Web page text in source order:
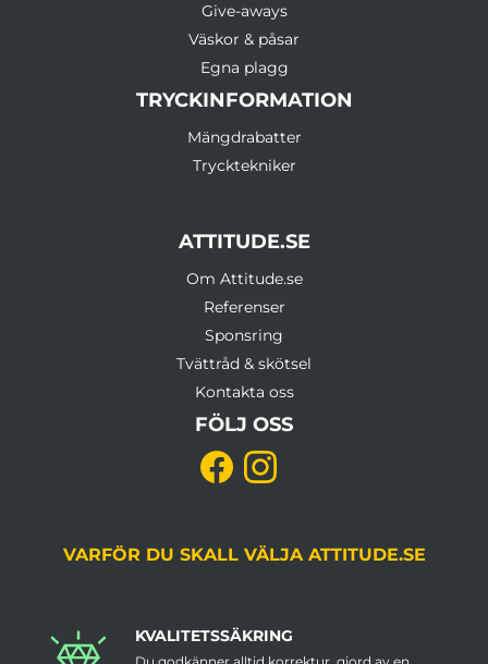
Give-aways
Väskor & påsar
Egna plagg
TRYCKINFORMATION
Mängdrabatter
Trycktekniker
ATTITUDE.SE
Om Attitude.se
Referenser
Sponsring
Tvättråd & skötsel
Kontakta oss
FÖLJ OSS
VARFÖR DU SKALL VÄLJA ATTITUDE.SE
KVALITETSSÄKRING